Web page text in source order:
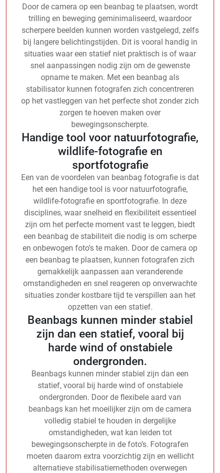
Door de camera op een beanbag te plaatsen, wordt
trilling en beweging geminimaliseerd, waardoor
scherpere beelden kunnen worden vastgelegd, zelfs
bij langere belichtingstijden. Dit is vooral handig in
situaties waar een statief niet praktisch is of waar
snel aanpassingen nodig zijn om de gewenste
opname te maken. Met een beanbag als
stabilisator kunnen fotografen zich concentreren
op het vastleggen van het perfecte shot zonder zich
zorgen te hoeven maken over
bewegingsonscherpte.
Handige tool voor natuurfotografie,
wildlife-fotografie en
sportfotografie
Een van de voordelen van beanbag fotografie is dat
het een handige tool is voor natuurfotografie,
wildlife-fotografie en sportfotografie. In deze
disciplines, waar snelheid en flexibiliteit essentieel
zijn om het perfecte moment vast te leggen, biedt
een beanbag de stabiliteit die nodig is om scherpe
en onbewogen foto’s te maken. Door de camera op
een beanbag te plaatsen, kunnen fotografen zich
gemakkelijk aanpassen aan veranderende
omstandigheden en snel reageren op onverwachte
situaties zonder kostbare tijd te verspillen aan het
opzetten van een statief.
Beanbags kunnen minder stabiel
zijn dan een statief, vooral bij
harde wind of onstabiele
ondergronden.
Beanbags kunnen minder stabiel zijn dan een
statief, vooral bij harde wind of onstabiele
ondergronden. Door de flexibele aard van
beanbags kan het moeilijker zijn om de camera
volledig stabiel te houden in dergelijke
omstandigheden, wat kan leiden tot
bewegingsonscherpte in de foto’s. Fotografen
moeten daarom extra voorzichtig zijn en wellicht
alternatieve stabilisatiemethoden overwegen